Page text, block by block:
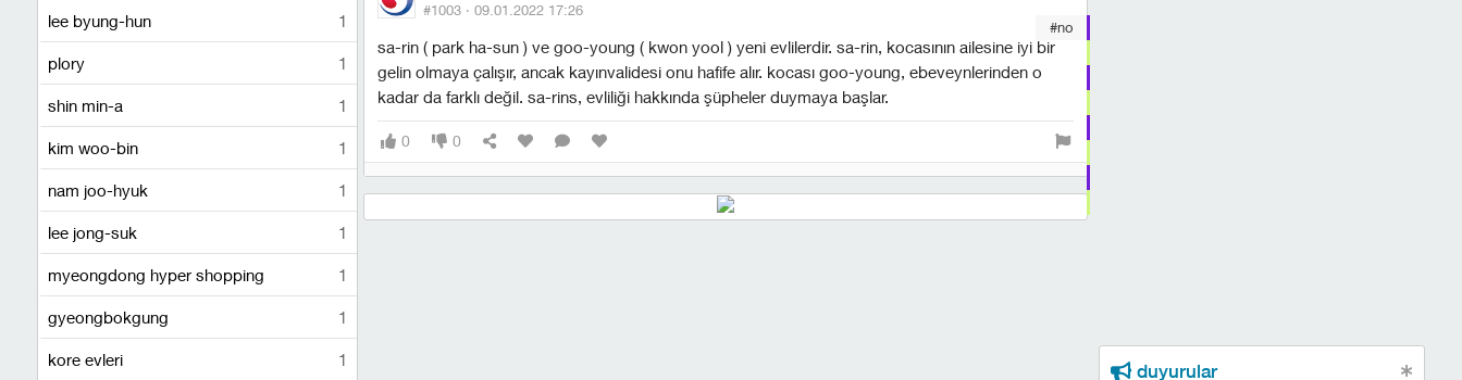
lee byung-hun 1
plory 1
shin min-a 1
kim woo-bin 1
nam joo-hyuk 1
lee jong-suk 1
myeongdong hyper shopping 1
gyeongbokgung 1
kore evleri 1
#1003 · 09.01.2022 17:26
#no
sa-rin ( park ha-sun ) ve goo-young ( kwon yool ) yeni evlilerdir. sa-rin, kocasının ailesine iyi bir
gelin olmaya çalışır, ancak kayınvalidesi onu hafife alır. kocası goo-young, ebeveynlerinden o
kadar da farklı değil. sa-rins, evliliği hakkında şüpheler duymaya başlar.
0 0
duyurular